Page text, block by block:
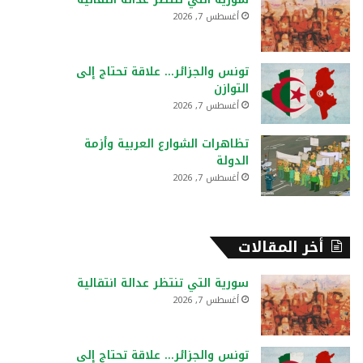
: أغسطس 7, 2026
تونس والجزائر… علاقة تحتاج إلى
التوازن
أغسطس 7, 2026
تظاهرات الشوارع العربية وأزمة
الدولة
أغسطس 7, 2026
أخر المقالات
سورية التي تنتظر عدالة انتقالية
أغسطس 7, 2026
تونس والجزائر… علاقة تحتاج إلى